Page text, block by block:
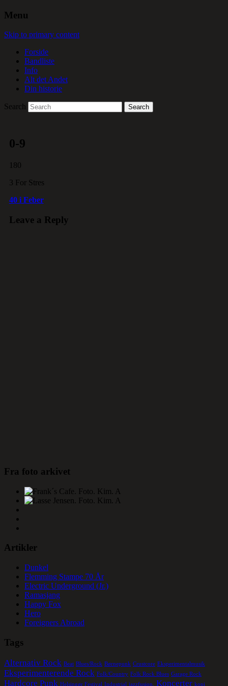
Menu
Skip to primary content
Forside
Bandliste
Info
Alt det Andet
Din historie
Search
0-9
180
3 For Stres
40 i Feber
Leave a Reply
Fra foto arkivet
Artikler
Dunkel
Flemming Stampe 70 År
Electric Underground (Jr.)
Ramasjang
Happy Fox
Hero
Foreigners Abroad
Tags
Alternativ Rock Beat Blues/Rock Børnepunk Crustcore Eksperimentalmusik
Eksperimenterende Rock Folk/Country Folk Rock Blues Garage Rock
Hardcore Punk Helsingør Festival Industrial jazzfusion. Koncerter kopi